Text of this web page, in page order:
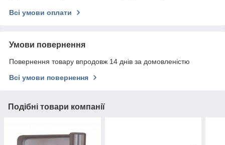
Всі умови оплати
Умови повернення
Повернення товару впродовж 14 днів за домовленістю
Всі умови повернення
Подібні товари компанії